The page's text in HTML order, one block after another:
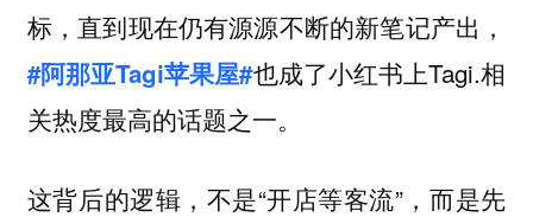
标，直到现在仍有源源不断的新笔记产出，
#阿那亚Tagi苹果屋#也成了小红书上Tagi.相
关热度最高的话题之一。
这背后的逻辑，不是“开店等客流”，而是先